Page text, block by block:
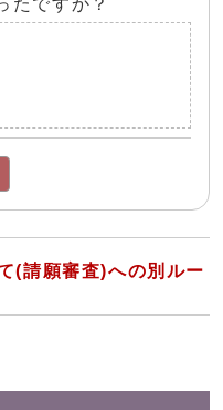
たですか？
(請願審査)への別ルー